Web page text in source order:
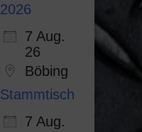
2026
7 Aug.
26
Böbing
Stammtisch
7 Aug.